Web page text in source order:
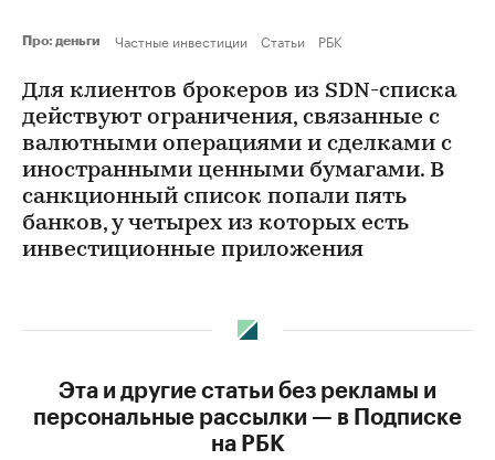
Про: деньги Частные инвестиции Статьи РБК
Для клиентов брокеров из SDN-списка
действуют ограничения, связанные с
валютными операциями и сделками с
иностранными ценными бумагами. В
санкционный список попали пять
банков, у четырех из которых есть
инвестиционные приложения
Эта и другие статьи без рекламы и
персональные рассылки — в Подписке
на РБК